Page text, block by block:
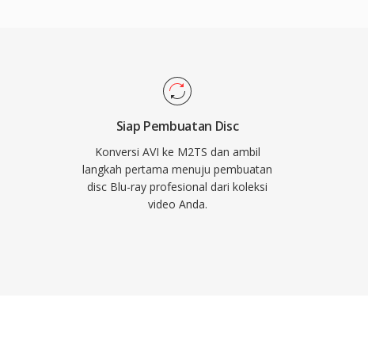
Audio, dan LPCM
juga digunakan oleh
definisi tinggi,
pemutaran cakram
menyimpan
interaktif dalam
andal dan
Siap Pembuatan Disc
Konversi AVI ke M2TS dan ambil
langkah pertama menuju pembuatan
disc Blu-ray profesional dari koleksi
video Anda.